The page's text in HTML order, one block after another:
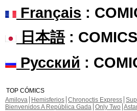
Français :
日本語:
Русский :
TOP CÓMICS
Amilova
Hemisferios Chronoctis Express
Bienvenidos A República Gada Only Two